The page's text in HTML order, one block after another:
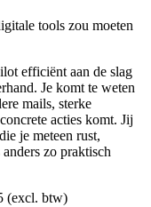
tools zou moeten
efficiënt aan de slag
Je komt te weten
mails, sterke
acties komt. Jij
je meteen rust,
zo praktisch
(excl. btw)